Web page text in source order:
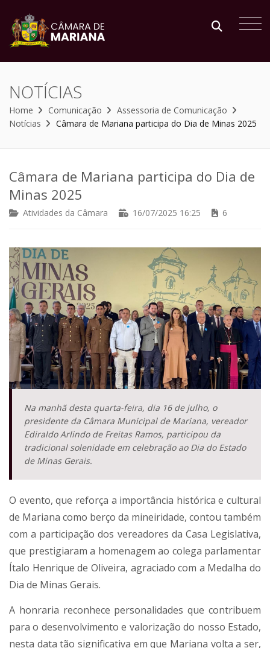
NOTÍCIAS
Home Comunicação
Assessoria de Comunicação
Notícias
Câmara de Mariana participa do Dia de Minas 2025
Câmara de Mariana participa do Dia de
Minas 2025
Atividades da Câmara 16/07/2025 16:25 6
Na manhã desta quarta-feira, dia 16 de julho, o
presidente da Câmara Municipal de Mariana, vereador
Ediraldo Arlindo de Freitas Ramos, participou da
tradicional solenidade em celebração ao Dia do Estado
de Minas Gerais.
O evento, que reforça a importância histórica e cultural
de Mariana como berço da mineiridade, contou também
com a participação dos vereadores da Casa Legislativa,
que prestigiaram a homenagem ao colega parlamentar
Ítalo Henrique de Oliveira, agraciado com a Medalha do
Dia de Minas Gerais.
A honraria reconhece personalidades que contribuem
para o desenvolvimento e valorização do nosso Estado,
nesta data tão significativa em que Mariana volta a ser,